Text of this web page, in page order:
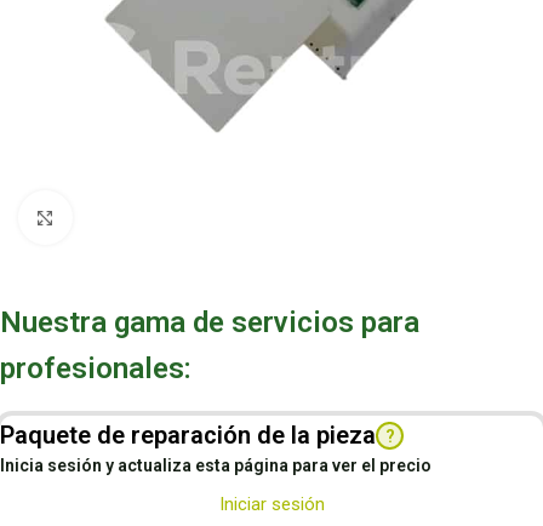
Nuestra gama de servicios para
profesionales:
Paquete de reparación de la pieza ?
Inicia sesión y actualiza esta página para ver el precio
Iniciar sesión